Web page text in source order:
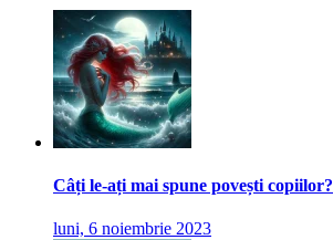
Câți le-ați mai spune povești copiilor?
luni, 6 noiembrie 2023